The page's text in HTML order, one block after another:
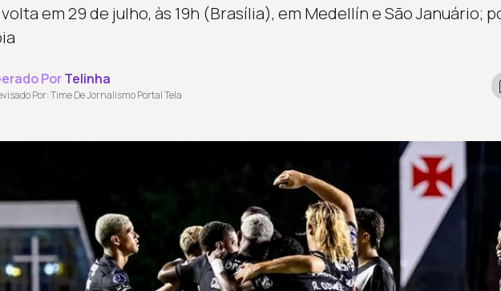
em 29 de julho, às 19h (Brasília), em Medellín e São Januário;
PorTelinha
Por: Time De Jornalismo Portal Tela